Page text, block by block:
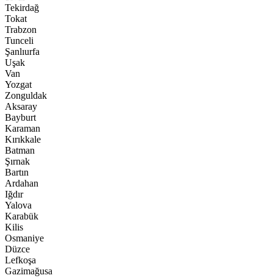
Tekirdağ
Tokat
Trabzon
Tunceli
Şanlıurfa
Uşak
Van
Yozgat
Zonguldak
Aksaray
Bayburt
Karaman
Kırıkkale
Batman
Şırnak
Bartın
Ardahan
Iğdır
Yalova
Karabük
Kilis
Osmaniye
Düzce
Lefkoşa
Gazimağusa